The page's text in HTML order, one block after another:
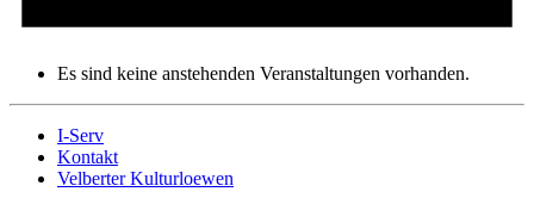
Es sind keine anstehenden Veranstaltungen vorhanden.
I-Serv
Kontakt
Velberter Kulturloewen